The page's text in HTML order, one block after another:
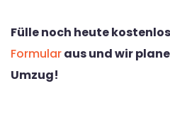
Fülle noch heute
Formularaus und wir
Umzug!